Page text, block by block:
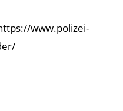
www.polizei-